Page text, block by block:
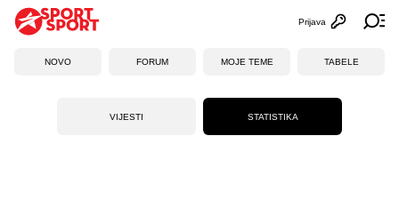
Otvori
Prijava
NOVO FORUM MOJE TEME TABELE
VIJESTI STATISTIKA